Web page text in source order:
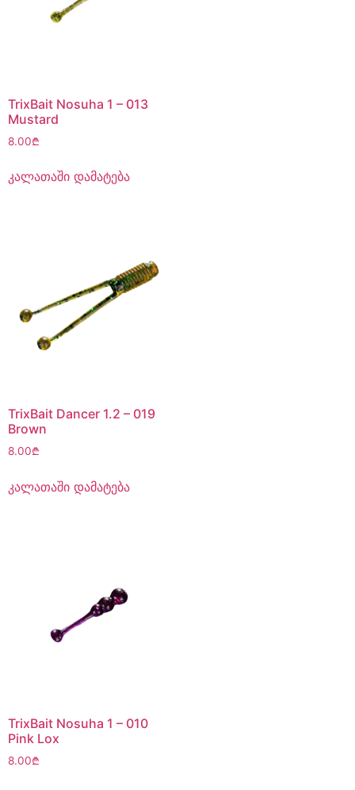
TrixBait Nosuha 1 – 013
Mustard
8.00₾
კალათაში დამატება
TrixBait Dancer 1.2 – 019
Brown
8.00₾
კალათაში დამატება
TrixBait Nosuha 1 – 010
Pink Lox
8.00₾